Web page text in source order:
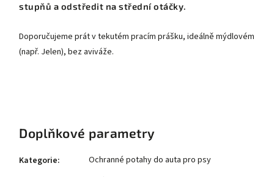
stupňů a odstředit na střední otáčky.
Doporučujeme prát v tekutém pracím prášku, ideálně mýdlovém
(např. Jelen), bez aviváže.
Doplňkové parametry
Kategorie:
Ochranné potahy do auta pro psy